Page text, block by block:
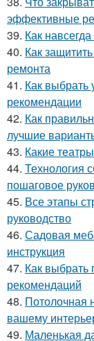
эффективные
39. Как
40. Как
ремонта
41. Как выбрать
рекомендации
42. Как
лучшие
43. Какие
44. Технология
пошаговое
45. Все этапы
руководство
46. Садовая
инструкция
47. Как выбрать
рекомендаций
48. Потолочная
вашему
49. Маленькая